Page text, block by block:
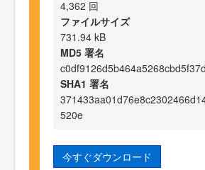
4,362 回
ファイルサイズ
731.94 kB
MD5 署名
SHA1 署名
520e
今すぐダウンロード